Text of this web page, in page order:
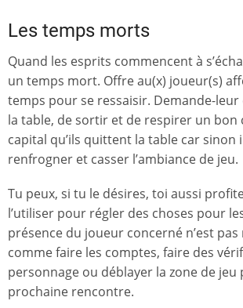
Les temps morts
Quand les esprits commencent à
un temps mort. Offre au(x) joueur(s)
temps pour se ressaisir. Demande-leur
la table, de sortir et de respirer un bon
capital qu’ils quittent la table car sinon
renfrogner et casser l’ambiance de jeu.
Tu peux, si tu le désires, toi aussi
l’utiliser pour régler des choses pour
présence du joueur concerné n’est pas
comme faire les comptes, faire des
personnage ou déblayer la zone de jeu
prochaine rencontre.